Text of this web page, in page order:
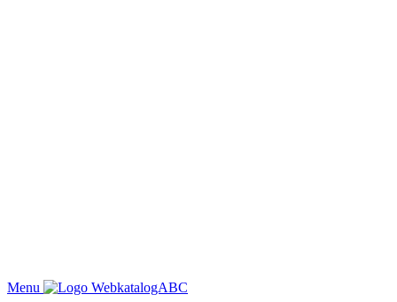
Menu
WebkatalogABC